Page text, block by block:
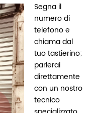
Segna il
numero di
telefono e
chiama dal
tuo tastierino;
parlerai
direttamente
con un nostro
tecnico